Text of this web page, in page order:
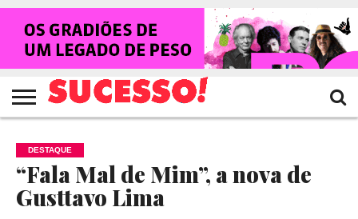
HOME
NOTÍCIAS
SHOWS
ENTREVISTAS
CLIQUES
RANKING
CROWLEY
TV
SUCESSO!
REVISTA
SUCESSO!
DESTAQUE
“Fala Mal de Mim”, a nova de
Gusttavo Lima